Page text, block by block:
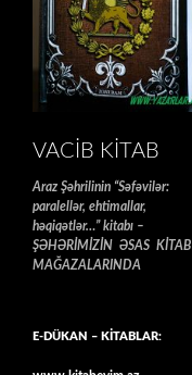
VACIB KITAB
Araz Şəhrilinin “Səfəvilər:
paralellər, ehtimallar,
həqiqətlər…” kitabı –
ŞƏHƏRİMİZİN ƏSAS KİTAB
MAĞAZALARINDA
E-DÜKAN – KİTABLAR: